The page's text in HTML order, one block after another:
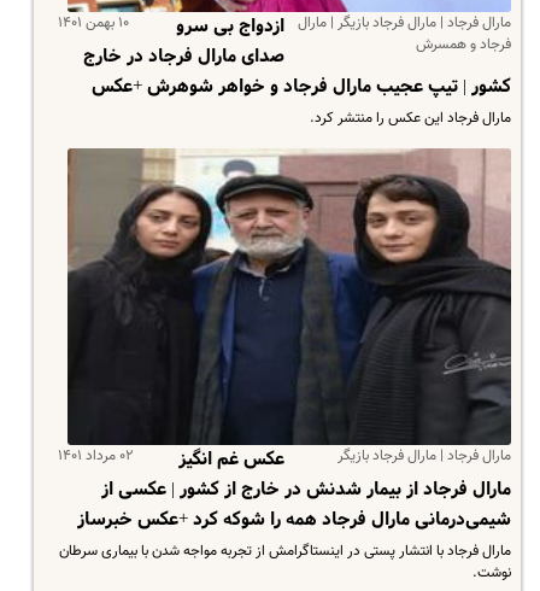
مارال فرجاد | مارال فرجاد بازیگر | مارال
فرجاد و همسرش
۱۰ بهمن ۱۴۰۱
ازدواج بی سرو
صدای مارال فرجاد در خارج
کشور | تیپ عجیب مارال فرجاد و خواهر شوهرش +عکس
مارال فرجاد این عکس را منتشر کرد.
مارال فرجاد | مارال فرجاد بازیگر ۰۲ مرداد ۱۴۰۱
عکس غم انگیز
مارال فرجاد از بیمار شدنش در خارج از کشور | عکسی از
شیمی‌درمانی مارال فرجاد همه را شوکه کرد +عکس خبرساز
مارال فرجاد با انتشار پستی در اینستاگرامش از تجربه مواجه شدن با بیماری سرطان
نوشت.